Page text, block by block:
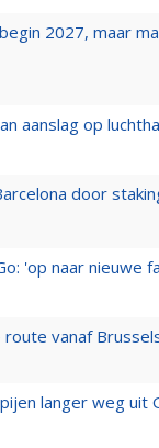
2027, maar
aanslag op
door
'op naar nieuwe
vanaf
langer weg uit